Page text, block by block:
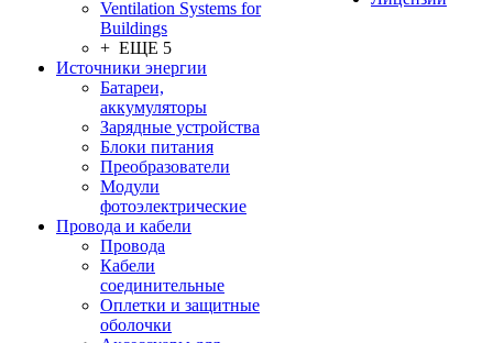
Ventilation Systems for
Buildings
+ ЕЩЕ 5
Источники энергии
Батареи,
аккумуляторы
Зарядные устройства
Блоки питания
Преобразователи
Модули
фотоэлектрические
Провода и кабели
Провода
Кабели
соединительные
Оплетки и защитные
оболочки